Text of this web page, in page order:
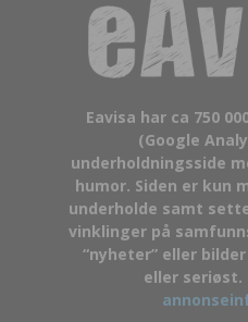
Eavisa har ca 750
(Google
underholdningsside
humor. Siden er kun
underholde samt
vinklinger på
“nyheter” eller
eller seriøst.